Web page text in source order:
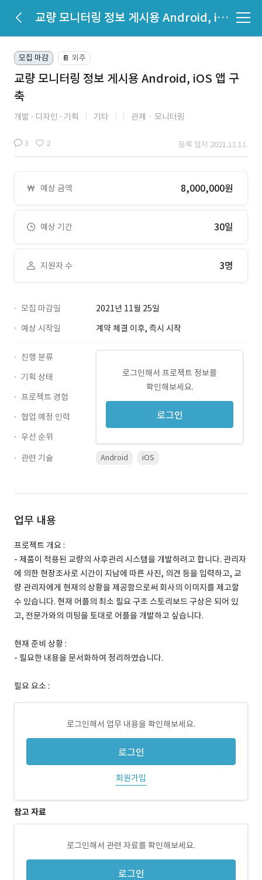
교량 모니터링 정보 게시용 Android, iOS 앱 구축
모집 마감 📔 외주
교량 모니터링 정보 게시용 Android, iOS 앱 구
축
개발 디자인 기획 기타 관제ㆍ모니터링
3 2 등록 일자 2021.11.11.
예상 금액 8,000,000원
예상 기간 30일
지원자 수 3명
모집 마감일
2021년 11월 25일
예상 시작일
계약 체결 이후, 즉시 시작
로그인해서 프로젝트 정보를
확인해보세요.
로그인
진행 분류
기획 상태
프로젝트 경험
협업 예정 인력
우선 순위
관련 기술
Android iOS
업무 내용
프로젝트 개요 :
- 제품이 적용된 교량의 사후관리 시스템을 개발하려고 합니다. 관리자
에 의한 현장조사로 시간이 지남에 따른 사진, 의견 등을 입력하고, 교
량 관리자에게 현재의 상황을 제공함으로써 회사의 이미지를 제고할
수 있습니다. 현재 어플의 최소 필요 구조 스토리보드 구상은 되어 있
고, 전문가와의 미팅을 토대로 어플을 개발하고 싶습니다.
현재 준비 상황 :
- 필요한 내용을 문서화하여 정리하였습니다.
필요 요소 :
로그인해서 업무 내용을 확인해보세요.
로그인
회원가입
참고 자료
로그인해서 관련 자료를 확인해보세요.
로그인